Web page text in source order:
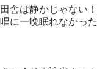
田舎は静かじゃない
唱に一晩眠れなかっ